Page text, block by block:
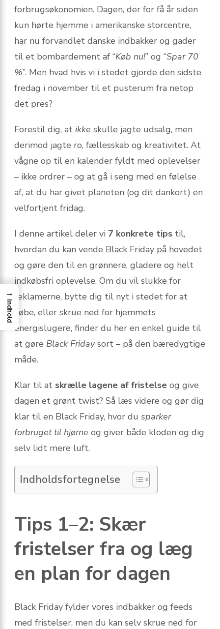
forbrugsøkonomien. Dagen, der for få år siden
kun hørte hjemme i amerikanske storcentre,
har nu forvandlet danske indbakker og gader
til et bombardement af “Køb nu!” og “Spar 70
%”. Men hvad hvis vi i stedet gjorde den sidste
fredag i november til et pusterum fra netop
det pres?
Forestil dig, at ikke skulle jagte udsalg, men
derimod jagte ro, fællesskab og kreativitet. At
vågne op til en kalender fyldt med oplevelser
– ikke ordrer – og at gå i seng med en følelse
af, at du har givet planeten (og dit dankort) en
velfortjent fridag.
I denne artikel deler vi 7 konkrete tips til,
hvordan du kan vende Black Friday på hovedet
og gøre den til en grønnere, gladere og helt
indkøbsfri oplevelse. Om du vil slukke for
reklamerne, bytte dig til nyt i stedet for at
købe, eller skrue ned for hjemmets
energislugere, finder du her en enkel guide til
at gøre Black Fridaysort – på den bæredygtige
måde.
Klar til at skrælle lagene af fristelse og give
dagen et grønt twist? Så læs videre og gør dig
klar til en Black Friday, hvor du sparker
forbruget til hjørne og giver både kloden og dig
selv lidt mere luft.
Indholdsfortegnelse
Tips 1–2: Skær
fristelser fra og læg
en plan for dagen
Black Friday fylder vores indbakker og feeds
med fristelser, men du kan selv skrue ned for
→
Indhold